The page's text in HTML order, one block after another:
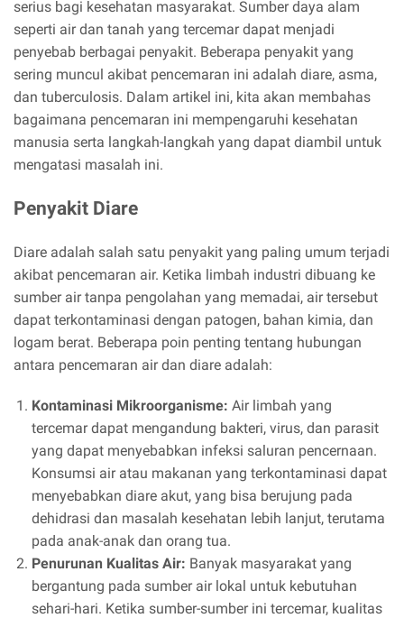
serius bagi kesehatan masyarakat. Sumber daya alam
seperti air dan tanah yang tercemar dapat menjadi
penyebab berbagai penyakit. Beberapa penyakit yang
sering muncul akibat pencemaran ini adalah diare, asma,
dan tuberculosis. Dalam artikel ini, kita akan membahas
bagaimana pencemaran ini mempengaruhi kesehatan
manusia serta langkah-langkah yang dapat diambil untuk
mengatasi masalah ini.
Penyakit Diare
Diare adalah salah satu penyakit yang paling umum terjadi
akibat pencemaran air. Ketika limbah industri dibuang ke
sumber air tanpa pengolahan yang memadai, air tersebut
dapat terkontaminasi dengan patogen, bahan kimia, dan
logam berat. Beberapa poin penting tentang hubungan
antara pencemaran air dan diare adalah:
Kontaminasi Mikroorganisme: Air limbah yang
tercemar dapat mengandung bakteri, virus, dan parasit
yang dapat menyebabkan infeksi saluran pencernaan.
Konsumsi air atau makanan yang terkontaminasi dapat
menyebabkan diare akut, yang bisa berujung pada
dehidrasi dan masalah kesehatan lebih lanjut, terutama
pada anak-anak dan orang tua.
Penurunan Kualitas Air: Banyak masyarakat yang
bergantung pada sumber air lokal untuk kebutuhan
sehari-hari. Ketika sumber-sumber ini tercemar, kualitas